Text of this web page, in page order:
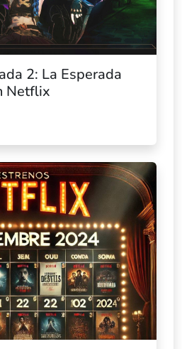
2: La Esperada
Netflix